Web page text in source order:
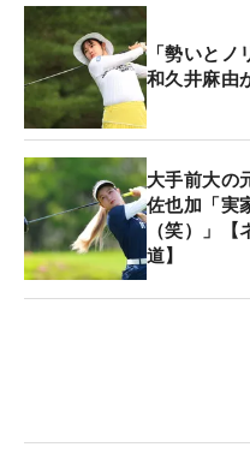
憧れてのこと。昨年ま
テップ・アップ・ツア
など活躍していたが、
ロ宣言。ツアーへの出
場し、これが今季4試
たばかりの21歳が、バ
で祝った。
テレビカメラの前で笑
と優勝できました。（
「勢いと
和久井麻由
大手前大の
佐也加「実
（笑）」
道】